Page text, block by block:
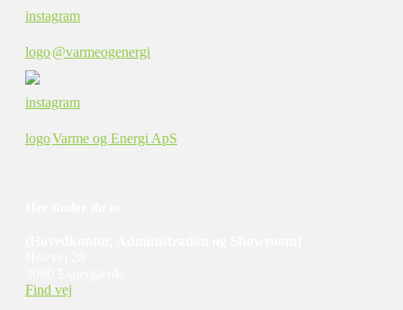
@varmeogenergi
Varme og Energi ApS
Find vej